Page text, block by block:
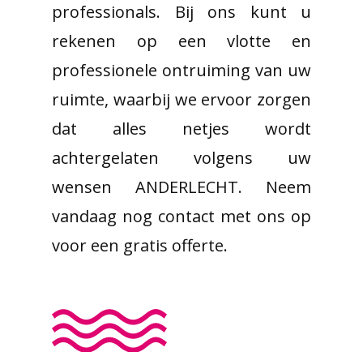
professionals. Bij ons kunt u
rekenen op een vlotte en
professionele ontruiming van uw
ruimte, waarbij we ervoor zorgen
dat alles netjes wordt
achtergelaten volgens uw
wensen ANDERLECHT. Neem
vandaag nog contact met ons op
voor een gratis offerte.